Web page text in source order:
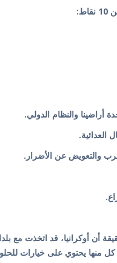
أن أوكرانيا، قد اتخذت مع
منها يحتوي على خيارات